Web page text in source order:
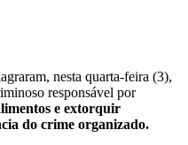
nesta quarta-feira (3),
responsável por
e extorquir
do crime organizado.